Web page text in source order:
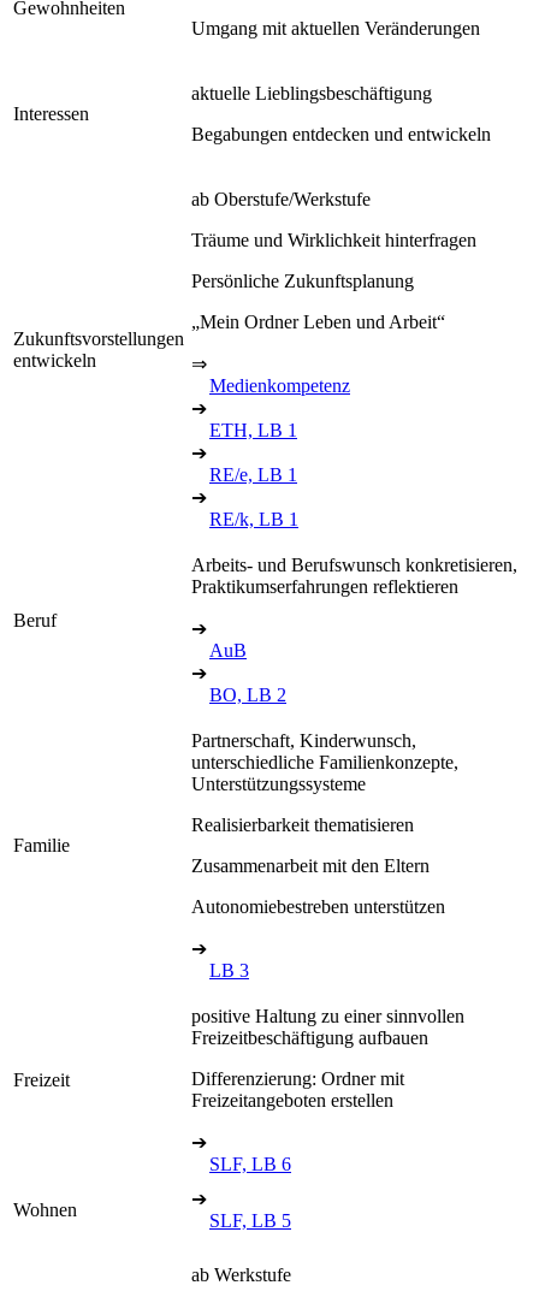
Gewohnheiten
Umgang mit aktuellen Veränderungen
Interessen
aktuelle Lieblingsbeschäftigung
Begabungen entdecken und entwickeln
Zukunftsvorstellungen
entwickeln
ab Oberstufe/Werkstufe
Träume und Wirklichkeit hinterfragen
Persönliche Zukunftsplanung
„Mein Ordner Leben und Arbeit“
⇒
Medienkompetenz
➔
ETH, LB 1
➔
RE/e, LB 1
➔
RE/k, LB 1
Beruf
Arbeits- und Berufswunsch konkretisieren,
Praktikumserfahrungen reflektieren
➔
AuB
➔
BO, LB 2
Familie
Partnerschaft, Kinderwunsch,
unterschiedliche Familienkonzepte,
Unterstützungssysteme
Realisierbarkeit thematisieren
Zusammenarbeit mit den Eltern
Autonomiebestreben unterstützen
➔
LB 3
Freizeit
positive Haltung zu einer sinnvollen
Freizeitbeschäftigung aufbauen
Differenzierung: Ordner mit
Freizeitangeboten erstellen
➔
SLF, LB 6
Wohnen
➔
SLF, LB 5
ab Werkstufe